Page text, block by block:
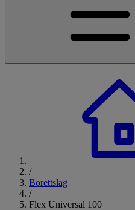
/
Borettslag
/
Flex Universal 100